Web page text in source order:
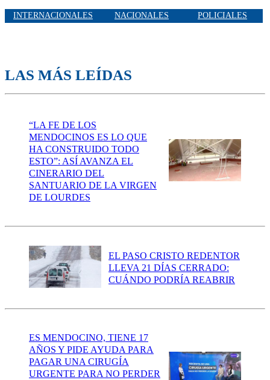
INTERNACIONALES NACIONALES POLICIALES
LAS MÁS LEÍDAS
“LA FE DE LOS
MENDOCINOS ES LO QUE
HA CONSTRUIDO TODO
ESTO”: ASÍ AVANZA EL
CINERARIO DEL
SANTUARIO DE LA VIRGEN
DE LOURDES
EL PASO CRISTO REDENTOR
LLEVA 21 DÍAS CERRADO:
CUÁNDO PODRÍA REABRIR
ES MENDOCINO, TIENE 17
AÑOS Y PIDE AYUDA PARA
PAGAR UNA CIRUGÍA
URGENTE PARA NO PERDER